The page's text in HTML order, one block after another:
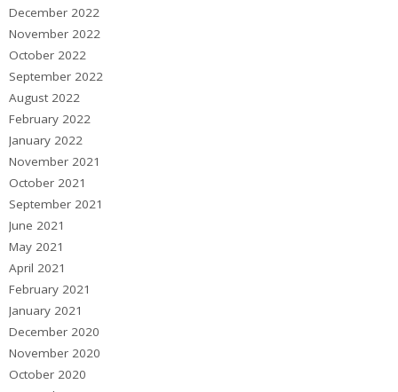
December 2022
November 2022
October 2022
September 2022
August 2022
February 2022
January 2022
November 2021
October 2021
September 2021
June 2021
May 2021
April 2021
February 2021
January 2021
December 2020
November 2020
October 2020